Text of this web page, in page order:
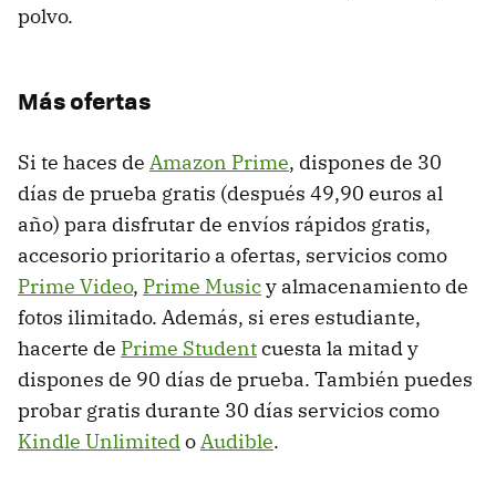
polvo.
Más ofertas
Si te haces de Amazon Prime, dispones de 30
días de prueba gratis (después 49,90 euros al
año) para disfrutar de envíos rápidos gratis,
accesorio prioritario a ofertas, servicios como
Prime Video, Prime Musicy almacenamiento de
fotos ilimitado. Además, si eres estudiante,
hacerte de Prime Studentcuesta la mitad y
dispones de 90 días de prueba. También puedes
probar gratis durante 30 días servicios como
Kindle UnlimitedoAudible.